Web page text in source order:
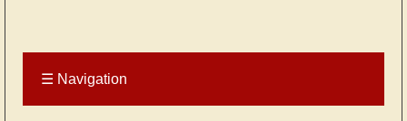
☰ Navigation